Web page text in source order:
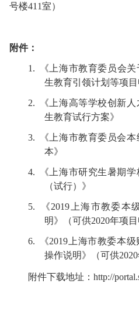
号楼411室）
附件：
1. 《上海市教育委员会
生教育引领计划等项目
2.
《上海高等学校创新
生教育试行方案》
3.
《上海市教育委员会
本》
4.
《上海市研究生暑期
（试行）》
5. 《2019 上海市教委本
明》（可供2020年项目
6. 《2019 上海市教委本
操作说明》（可供2020
附件下载地址：http://